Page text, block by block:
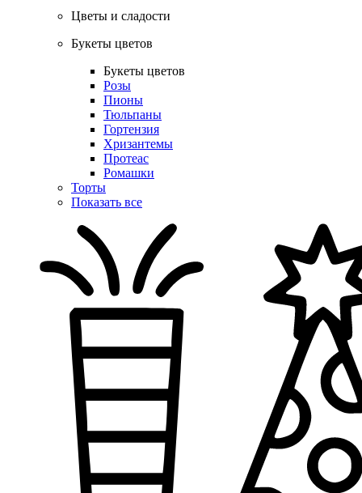
Цветы и сладости
Букеты цветов
Букеты цветов
Розы
Пионы
Тюльпаны
Гортензия
Хризантемы
Протеас
Ромашки
Торты
Показать все